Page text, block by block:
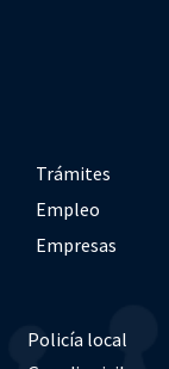
Trámites
Empleo
Empresas
Policía local